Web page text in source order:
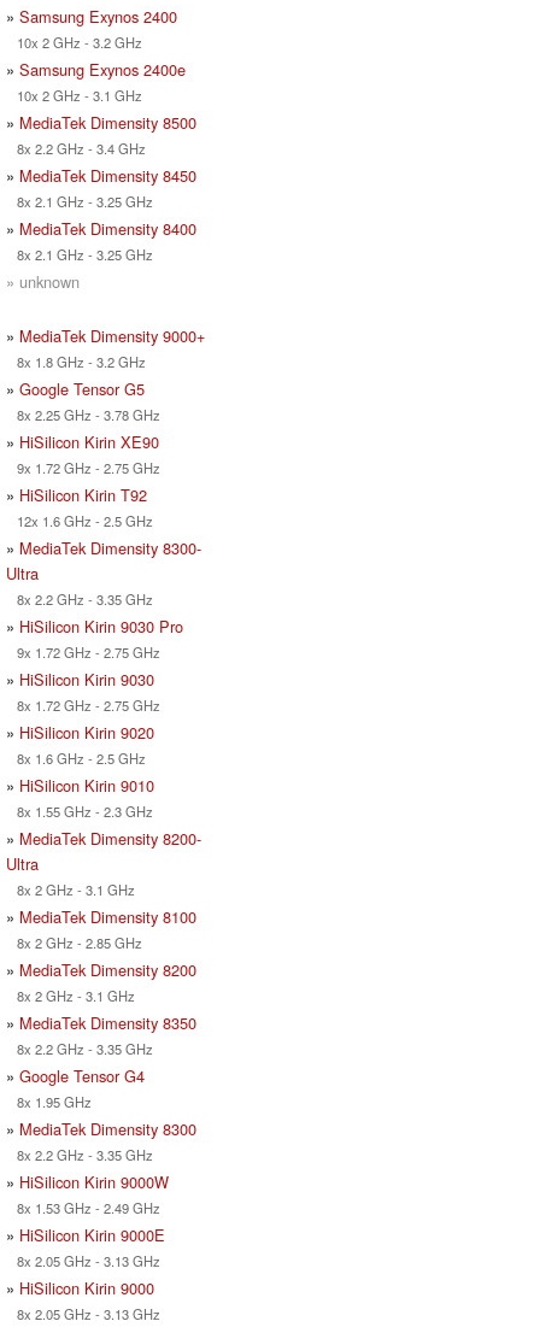
» Samsung Exynos 2400
10x 2 GHz - 3.2 GHz
» Samsung Exynos 2400e
10x 2 GHz - 3.1 GHz
» MediaTek Dimensity 8500
8x 2.2 GHz - 3.4 GHz
» MediaTek Dimensity 8450
8x 2.1 GHz - 3.25 GHz
» MediaTek Dimensity 8400
8x 2.1 GHz - 3.25 GHz
» unknown
» MediaTek Dimensity 9000+
8x 1.8 GHz - 3.2 GHz
» Google Tensor G5
8x 2.25 GHz - 3.78 GHz
» HiSilicon Kirin XE90
9x 1.72 GHz - 2.75 GHz
» HiSilicon Kirin T92
12x 1.6 GHz - 2.5 GHz
» MediaTek Dimensity 8300-
Ultra
8x 2.2 GHz - 3.35 GHz
» HiSilicon Kirin 9030 Pro
9x 1.72 GHz - 2.75 GHz
» HiSilicon Kirin 9030
8x 1.72 GHz - 2.75 GHz
» HiSilicon Kirin 9020
8x 1.6 GHz - 2.5 GHz
» HiSilicon Kirin 9010
8x 1.55 GHz - 2.3 GHz
» MediaTek Dimensity 8200-
Ultra
8x 2 GHz - 3.1 GHz
» MediaTek Dimensity 8100
8x 2 GHz - 2.85 GHz
» MediaTek Dimensity 8200
8x 2 GHz - 3.1 GHz
» MediaTek Dimensity 8350
8x 2.2 GHz - 3.35 GHz
» Google Tensor G4
8x 1.95 GHz
» MediaTek Dimensity 8300
8x 2.2 GHz - 3.35 GHz
» HiSilicon Kirin 9000W
8x 1.53 GHz - 2.49 GHz
» HiSilicon Kirin 9000E
8x 2.05 GHz - 3.13 GHz
» HiSilicon Kirin 9000
8x 2.05 GHz - 3.13 GHz